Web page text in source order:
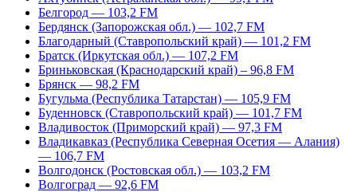
Белгород — 103,2 FM
Бердянск (Запорожская обл.) — 102,7 FM
Благодарный (Ставропольский край) — 101,2 FM
Братск (Иркутская обл.) — 107,2 FM
Бриньковская (Краснодарский край) – 96,8 FM
Брянск — 98,2 FM
Бугульма (Республика Татарстан) — 105,9 FM
Буденновск (Ставропольский край) — 101,7 FM
Владивосток (Приморский край) — 97,3 FM
Владикавказ (Республика Северная Осетия — Алания)
— 106,7 FM
Волгодонск (Ростовская обл.) — 103,2 FM
Волгоград — 92,6 FM